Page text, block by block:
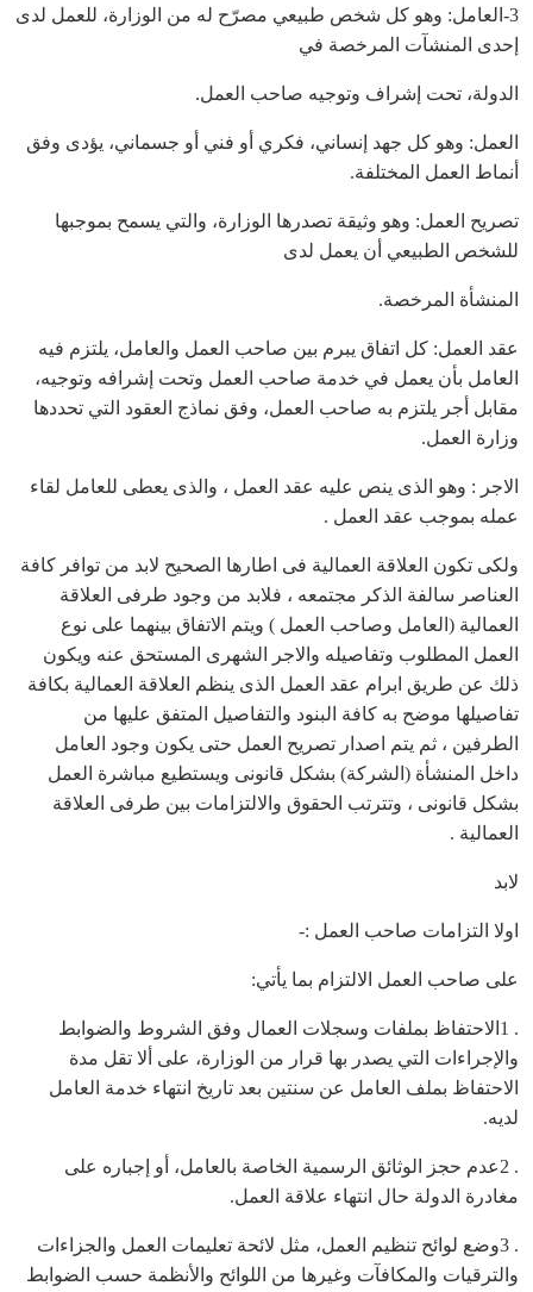
3-العامل: وهو كل شخص طبيعي مصرّح له من الوزارة، للعمل لدى
إحدى المنشآت المرخصة في
الدولة، تحت إشراف وتوجيه صاحب العمل.
العمل: وهو كل جهد إنساني، فكري أو فني أو جسماني، يؤدى وفق
أنماط العمل المختلفة.
تصريح العمل: وهو وثيقة تصدرها الوزارة، والتي يسمح بموجبها
للشخص الطبيعي أن يعمل لدى
المنشأة المرخصة.
عقد العمل: كل اتفاق يبرم بين صاحب العمل والعامل، يلتزم فيه
العامل بأن يعمل في خدمة صاحب العمل وتحت إشرافه وتوجيه،
مقابل أجر يلتزم به صاحب العمل، وفق نماذج العقود التي تحددها
وزارة العمل.
الاجر : وهو الذى ينص عليه عقد العمل ، والذى يعطى للعامل لقاء
عمله بموجب عقد العمل .
ولكى تكون العلاقة العمالية فى اطارها الصحيح لابد من توافر كافة
العناصر سالفة الذكر مجتمعه ، فلابد من وجود طرفى العلاقة
العمالية (العامل وصاحب العمل ) ويتم الاتفاق بينهما على نوع
العمل المطلوب وتفاصيله والاجر الشهرى المستحق عنه ويكون
ذلك عن طريق ابرام عقد العمل الذى ينظم العلاقة العمالية بكافة
تفاصيلها موضح به كافة البنود والتفاصيل المتفق عليها من
الطرفين ، ثم يتم اصدار تصريح العمل حتى يكون وجود العامل
داخل المنشأة (الشركة) بشكل قانونى ويستطيع مباشرة العمل
بشكل قانونى ، وتترتب الحقوق والالتزامات بين طرفى العلاقة
العمالية .
لابد
اولا التزامات صاحب العمل :-
على صاحب العمل الالتزام بما يأتي:
. 1الاحتفاظ بملفات وسجلات العمال وفق الشروط والضوابط
والإجراءات التي يصدر بها قرار من الوزارة، على ألا تقل مدة
الاحتفاظ بملف العامل عن سنتين بعد تاريخ انتهاء خدمة العامل
لديه.
. 2عدم حجز الوثائق الرسمية الخاصة بالعامل، أو إجباره على
مغادرة الدولة حال انتهاء علاقة العمل.
. 3وضع لوائح تنظيم العمل، مثل لائحة تعليمات العمل والجزاءات
والترقيات والمكافآت وغيرها من اللوائح والأنظمة حسب الضوابط